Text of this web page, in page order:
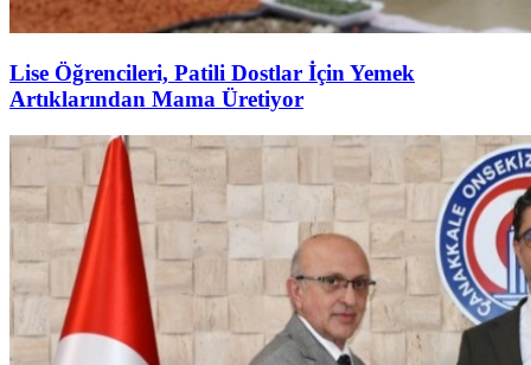
Lise Öğrencileri, Patili Dostlar İçin Yemek
Artıklarından Mama Üretiyor